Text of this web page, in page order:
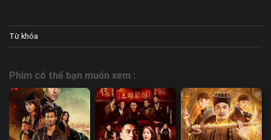
Từ khóa
Phim có thể bạn muốn xem :